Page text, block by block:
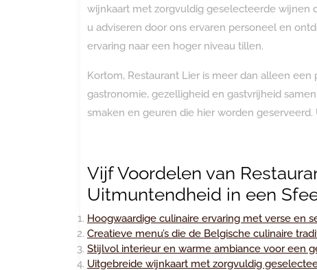
wijnkaart met zorgvuldig geselecteerde wijnen
u adviseren door ons ervaren personeel en
ervaring naar een hoger niveau tillen.
Kortom, Restaurant Lier is meer dan alleen
gastronomie, gezelligheid en gastvrijheid
smaken en geuren die hier worden
Vijf Voordelen van
Uitmuntendheid in een
Hoogwaardige culinaire ervaring met verse en
Creatieve menu’s die de Belgische culinaire
Stijlvol interieur en warme ambiance voor een
Uitgebreide wijnkaart met zorgvuldig